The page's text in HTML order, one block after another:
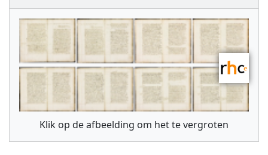
Klik op de afbeelding om het te vergroten